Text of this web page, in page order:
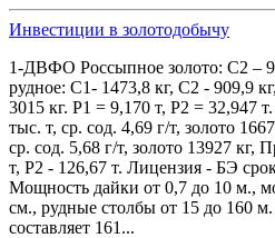
Инвестиции в золотодобычу
1-ДВФО Россыпное золото: С2 –
рудное: С1- 1473,8 кг, С2 - 909,9
3015 кг. Р1 = 9,170 т, Р2 = 32,947
тыс. т, ср. сод. 4,69 г/т, золото
ср. сод. 5,68 г/т, золото 13927 кг,
т, Р2 - 126,67 т. Лицензия - БЭ
Мощность дайки от 0,7 до 10 м.,
см., рудные столбы от 15 до 160 м.
составляет 161...